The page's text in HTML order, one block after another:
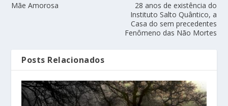
Mãe Amorosa
28 anos de existência do
Instituto Salto Quântico, a
Casa do sem precedentes
Fenômeno das Não Mortes
Posts Relacionados